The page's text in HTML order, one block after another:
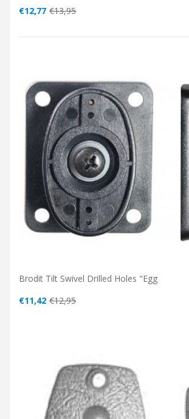
€12,77 €13,95
Brodit Tilt Swivel Drilled Holes "egg
€11,42 €12,95